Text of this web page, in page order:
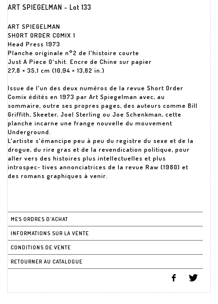
ART SPIEGELMAN - Lot 133
ART SPIEGELMAN
SHORT ORDER COMIX 1
Head Press 1973
Planche originale n°2 de l'histoire courte
Just A Piece O'shit. Encre de Chine sur papier
27,8 × 35,1 cm (10,94 × 13,82 in.)
Issue de l'un des deux numéros de la revue Short Order
Comix édités en 1973 par Art Spiegelman avec, au
sommaire, outre ses propres pages, des auteurs comme Bill
Griffith, Skeeter, Joel Sterling ou Joe Schenkman, cette
planche incarne une frange nouvelle du mouvement
Underground.
L'artiste s'émancipe peu à peu du registre du sexe et de la
drogue, du rire gras et de la revendication politique, pour
aller vers des histoires plus intellectuelles et plus
introspec- tives annonciatrices de la revue Raw (1980) et
des romans graphiques à venir.
MES ORDRES D'ACHAT
INFORMATIONS SUR LA VENTE
CONDITIONS DE VENTE
RETOURNER AU CATALOGUE